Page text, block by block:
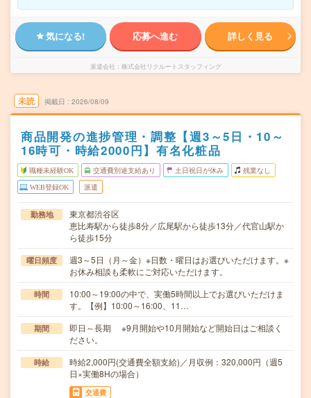
気になる! 応募へ進む 詳しく見る
派遣会社 株式会社リクルートスタッフィング
未読 掲載日 2026/08/09
商品開発の進捗管理・調整【週3～5日・10～
16時可・時給2000円】有名化粧品
職種未経験OK 交通費別途支給あり 土日祝日が休み 残業なし
WEB登録OK 派遣
勤務地
東京都渋谷区
恵比寿駅から徒歩8分／広尾駅から徒歩13分／代官山駅か
ら徒歩15分
曜日頻度
週3～5日（月～金）※日数・曜日はお選びいただけます。※
お休み相談も柔軟にご対応いただけます。
時間
10:00～19:00の中で、実働5時間以上でお選びいただけま
す。【例】10:00～16:00、11…
期間
即日～長期 ※9月開始や10月開始など開始日はご相談く
ださい。
時給
時給2,000円(交通費全額支給)／月収例：320,000円（週5
日×実働8Hの場合）
交通費